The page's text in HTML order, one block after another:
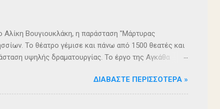
Αλίκη Βουγιουκλάκη, η παράσταση "Μάρτυρας
Το θέατρο γέμισε και πάνω από 1500 θεατές και
υψηλής δραματουργίας. Το έργο της Αγκάθα
σημάδεψαν όλους όσους παρακολούθησαν το
μία αναμφισβήτητα δυνατή παράσταση. Με τη
σειρά ετών είναι υπεύθυνη του Α΄ Δημοτικού
ΔΙΑΒΆΣΤΕ ΠΕΡΙΣΣΌΤΕΡΑ »